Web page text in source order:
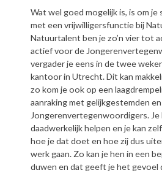
Wat wel goed mogelijk is, is om
met een vrijwilligersfunctie bij
Natuurtalent ben je zo’n vier tot
actief voor de
vergader je eens in de twee
kantoor in Utrecht. Dit kan
zo kom je ook op een
aanraking met gelijkgestemden
Jongerenvertegenwoordigers. Je
daadwerkelijk helpen en je kan
hoe je dat doet en hoe zij dus
werk gaan. Zo kan je hen in een
duwen en dat geeft je het gevoel